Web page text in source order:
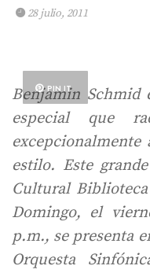
28 julio, 2011
PIN IT
Benjamin Schmid
especial que
estilo. Este
Cultural
Domingo, el
p.m., se presenta
Orquesta